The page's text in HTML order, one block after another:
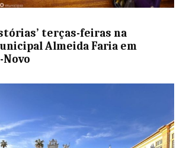
terças-feiras na
Almeida Faria em